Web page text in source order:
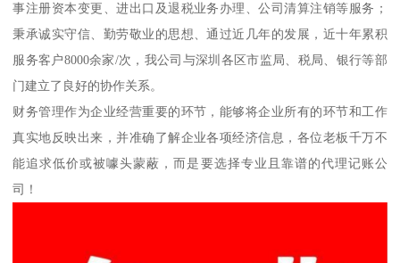
事注册资本变更、进出口及退税业务办理、公司清算注销等服务；
秉承诚实守信、勤劳敬业的思想、通过近几年的发展，近十年累积
服务客户8000余家/次，我公司与深圳各区市监局、税局、银行等部
门建立了良好的协作关系。
财务管理作为企业经营重要的环节，能够将企业所有的环节和工作
真实地反映出来，并准确了解企业各项经济信息，各位老板千万不
能追求低价或被噱头蒙蔽，而是要选择专业且靠谱的代理记账公
司！